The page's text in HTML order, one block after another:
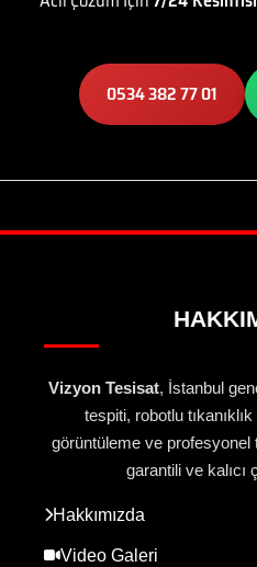
0534 382 77 01
Vizyon Tesisat, İstanbul
tespiti, robotlu
görüntüleme ve profesyonel
garantili ve kalıcı
Hakkımızda
Video Galeri